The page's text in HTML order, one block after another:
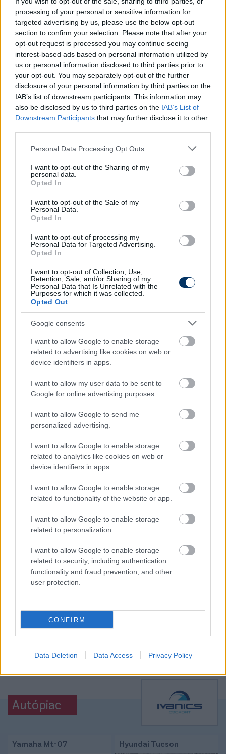
processing of your personal or sensitive information for
targeted advertising by us, please use the below opt-out
section to confirm your selection. Please note that after your
opt-out request is processed you may continue seeing
interest-based ads based on personal information utilized by
us or personal information disclosed to third parties prior to
your opt-out. You may separately opt-out of the further
disclosure of your personal information by third parties on the
IAB’s list of downstream participants. This information may
also be disclosed by us to third parties on the IAB’s List of
Downstream Participants that may further disclose it to other
Please note that this website/app uses one or more Google
not limited to your visit or usage behaviour. You may click to
grant or deny consent to Google and its third-party tags to
use your data for below specified purposes in below Google
consent section.
Personal Data Processing Opt Outs
I want to opt-out of the Sharing of my
personal data.
Opted In
I want to opt-out of the Sale of my
Personal Data.
Opted In
I want to opt-out of processing my
Personal Data for Targeted Advertising.
Opted In
I want to opt-out of Collection, Use,
Retention, Sale, and/or Sharing of my
Personal Data that Is Unrelated with the
Purposes for which it was collected.
Opted Out
Google consents
I want to allow Google to enable storage
related to advertising like cookies on web or
device identifiers in apps.
I want to allow my user data to be sent to
Google for online advertising purposes.
I want to allow Google to send me
personalized advertising.
I want to allow Google to enable storage
related to analytics like cookies on web or
device identifiers in apps.
I want to allow Google to enable storage
related to functionality of the website or app.
I want to allow Google to enable storage
related to personalization.
I want to allow Google to enable storage
related to security, including authentication
functionality and fraud prevention, and other
user protection.
CONFIRM
Data Deletion Data Access Privacy Policy
létrejöttét:„Az íróasztalán két Puskás-kiadás is ott
van, a legnagyobb tisztelettel van a magyar foci
iránt, nem véletlen, hogy a Sportingban az előző
szezonban három magyar is szerepelt.
Gyerekkorában a Honvéd-meccsek jelentették a
magyar fociélményt Péternek. És amikor szóba
került másfél-két hónapja ez a sportigazgatói
feladat, Vermes Péter mondta, hogy jó helyre mész”.
A 14-szeres bajnokBudapest Honvéd új
sportigazgatója elmondta, hogy nem ígérni
szeretné az első helyet, hanem dolgozni érte, az új
vezetőedzővel kapcsolatos elképzelése pedig az,
„olyan edzőt kell választani, aki nyer. Mindemellett
fontos, hogy a játék képe tetsszen a szurkolóknak és
a tulajdonosnak, hiszen ez utóbbi majdnem
fontosabb kitétel, mint a győzelem.
Olyan edző kell, akivel a Honvéd folytatja a
tradícióit. Magyar szinten eredményesen működő
akadémia van, tehetséges fiatalokkal a háttérben.
Egy rendszerben, ezeket összehangolva kell
eredményes csapatot építeni.”
Urbányi István a Magyar Futball Akadémiát illetően
úgy gondolja, hogy„folyamatosan kell tenni azért,
hogy átlépjük a saját árnyékunkat, ami a nemzetközi
szintű játékosképzés, a játékosok felépítése”.
Urbányi István a koronavírus-járvány utáni várható
kapcsán beszélt a munkamegosztásról:
Honvédnál a jelenlegi állás szerint
stabil helyzet van, nincsenek elszállva a fizetések,
arról volt híres, hogy fogja a zsák száját,
mindemellett hatékonyan is működik a klub, és ez
érdemben ez nem változott. Átgondolt és
folyamatos pénzügyi tervezés jellemzi a
tulajdonosokat, az anyagi kérdések első sorban az ő
kérdések fognak tartozni.
Itt állíthatod be, hogy a Csakfoci az elsők
között legyen a Google-találatokban
#BUDAPEST HONVÉD
#URBÁNYI ISTVÁN
Autópiac
Yamaha Mt-07 Hyundai Tucson